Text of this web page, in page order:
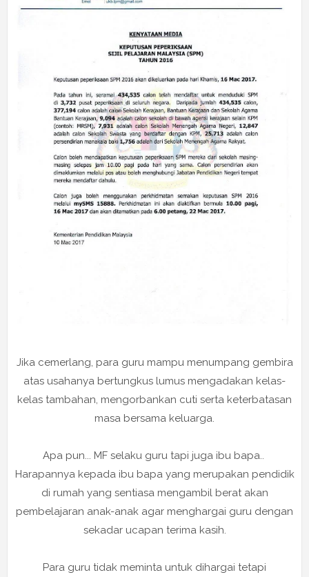
Jika cemerlang, para guru mampu menumpang gembira
atas usahanya bertungkus lumus mengadakan kelas-
kelas tambahan, mengorbankan cuti serta keterbatasan
masa bersama keluarga.
Apa pun... MF selaku guru tapi juga ibu bapa..
Harapannya kepada ibu bapa yang merupakan pendidik
di rumah yang sentiasa mengambil berat akan
pembelajaran anak-anak agar menghargai guru dengan
sekadar ucapan terima kasih.
Para guru tidak meminta untuk dihargai tetapi